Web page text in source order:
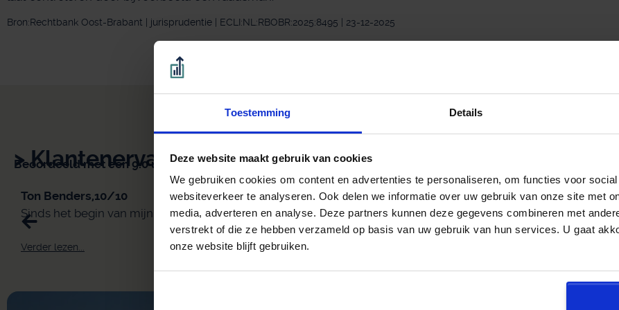
Toestemming Details
Deze website maakt gebruik van cookies
We gebruiken cookies om content en advertenties te personaliseren, om functies voor
websiteverkeer te analyseren. Ook delen we informatie over uw gebruik van onze site met
media, adverteren en analyse. Deze partners kunnen deze gegevens combineren met
verstrekt of die ze hebben verzameld op basis van uw gebruik van hun services. U gaat
onze website blijft gebruiken.
Bron:Rechtbank Oost-Brabant | jurisprudentie | ECLI:NL:RBOBR:2025:8495 | 23-12-2025
> Klantenervaringen GeldZo.nl
Beoordeeld met een 9.0 uit 10 op basis van 3453 reviews
Ton Benders,10/10
Sinds het begin van mijn relatie met Kroese en Geraerts ben ik alleen maar tevreden over hun dienstverlening.
Verder lezen...